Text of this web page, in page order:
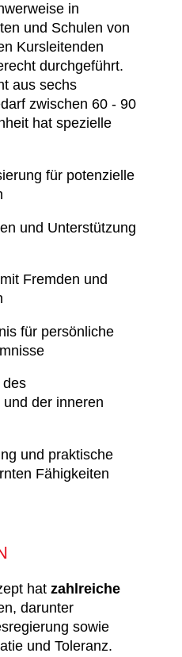
in
und Schulen von
Kursleitenden
durchgeführt.
aus sechs
zwischen 60 - 90
hat spezielle
für potenzielle
und Unterstützung
Fremden und
für persönliche
des
der inneren
und praktische
Fähigkeiten
hat zahlreiche
darunter
sowie
und Toleranz.